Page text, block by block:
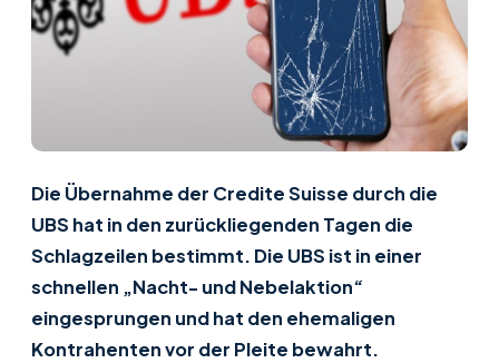
Die Übernahme der Credite Suisse durch die
UBS hat in den zurückliegenden Tagen die
Schlagzeilen bestimmt. Die UBS ist in einer
schnellen „Nacht- und Nebelaktion“
eingesprungen und hat den ehemaligen
Kontrahenten vor der Pleite bewahrt.